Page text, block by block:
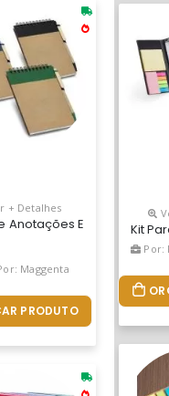
Cinco
+ Detalhes
Anotações Ecológico
Maggenta
PRODUTO
Kit
Por: